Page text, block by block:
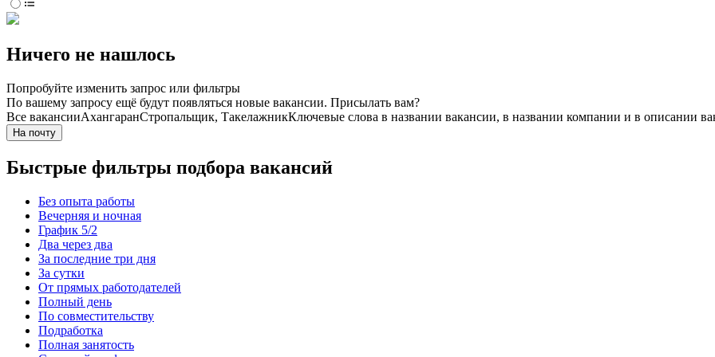
Ничего не нашлось
Попробуйте изменить запрос или фильтры
По вашему запросу ещё будут появляться новые вакансии. Присылать вам?
Все вакансииАхангаранСтропальщик, ТакелажникКлючевые слова в названии вакансии, в названии компании и в описании
На почту
Быстрые фильтры подбора вакансий
Без опыта работы
Вечерняя и ночная
График 5/2
Два через два
За последние три дня
За сутки
От прямых работодателей
Полный день
По совместительству
Подработка
Полная занятость